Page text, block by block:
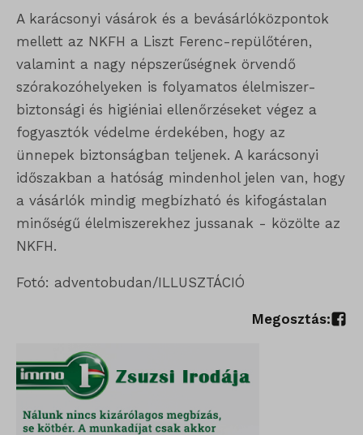
A karácsonyi vásárok és a bevásárlóközpontok
mellett az NKFH a Liszt Ferenc-repülőtéren,
valamint a nagy népszerűségnek örvendő
szórakozóhelyeken is folyamatos élelmiszer-
biztonsági és higiéniai ellenőrzéseket végez a
fogyasztók védelme érdekében, hogy az
ünnepek biztonságban teljenek. A karácsonyi
időszakban a hatóság mindenhol jelen van, hogy
a vásárlók mindig megbízható és kifogástalan
minőségű élelmiszerekhez jussanak - közölte az
NKFH.
Fotó: adventobudan/ILLUSZTÁCIÓ
Megosztás:
ISCHECKURLRISK
timezone
wordpress_logged_in_*
wordpress_test_cookie
wp_lang
wp-settings-time-*
mhcookie
gyűjtenek, amelyek lehetővé teszik számunkra, hogy betekintést
nyerjünk abba, hogyan lépnek kapcsolatba látogatóink a
weboldalunkkal.
Részletek megjelenítése
_ga
_ga_*
_gat_gtag_ua_*
Részletek megjelenítése
_qimei_uuid42
amp_*
cato_fw_inet